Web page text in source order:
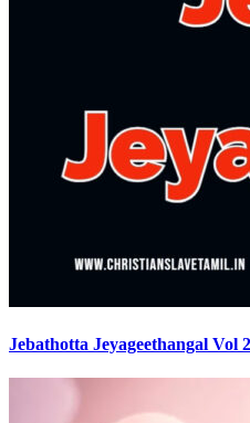
Jebathotta Jeyageethangal Vol